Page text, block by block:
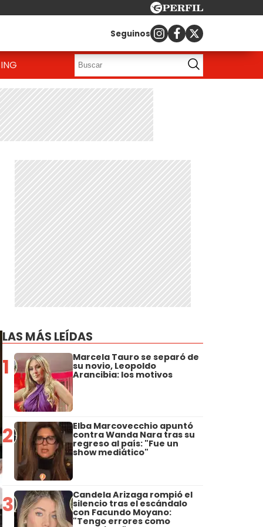
Seguinos
LAS MÁS LEÍDAS
1 Marcela Tauro se separó de
su novio, Leopoldo
Arancibia: los motivos
2 Elba Marcovecchio apuntó
contra Wanda Nara tras su
regreso al país: "Fue un
show mediático"
3 Candela Arizaga rompió el
silencio tras el escándalo
con Facundo Moyano:
"Tengo errores como